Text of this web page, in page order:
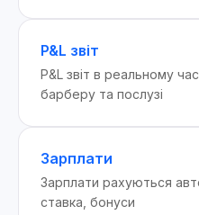
P&L звіт
P&L звіт в реальному
барберу та послузі
Зарплати
Зарплати рахуються
ставка, бонуси